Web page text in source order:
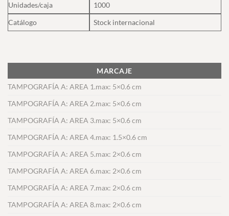
Unidades/caja
1000
Catálogo
Stock internacional
MARCAJE
TAMPOGRAFÍA A: AREA 1.max: 5×0.6 cm
TAMPOGRAFÍA A: AREA 2.max: 5×0.6 cm
TAMPOGRAFÍA A: AREA 3.max: 5×0.6 cm
TAMPOGRAFÍA A: AREA 4.max: 1.5×0.6 cm
TAMPOGRAFÍA A: AREA 5.max: 2×0.6 cm
TAMPOGRAFÍA A: AREA 6.max: 2×0.6 cm
TAMPOGRAFÍA A: AREA 7.max: 2×0.6 cm
TAMPOGRAFÍA A: AREA 8.max: 2×0.6 cm